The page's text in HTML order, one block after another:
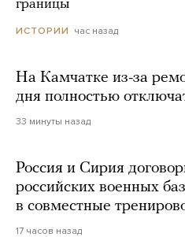
границы
ИСТОРИИ час назад
На Камчатке из-за
дня полностью
33 минуты назад
Россия и Сирия
российских военных
в совместные
17 часов назад